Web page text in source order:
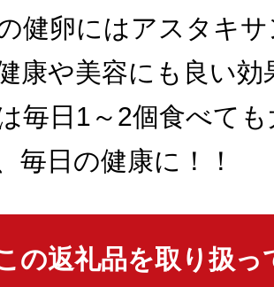
健卵にはアスタキ
康や美容にも良い
毎日1～2個食べて
毎日の健康に！！
の返礼品を取り扱っ